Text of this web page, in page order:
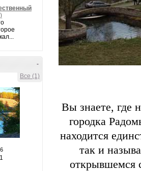
-
Все (1)
Вы знаете, где
городка
находится
так и
открывшемся